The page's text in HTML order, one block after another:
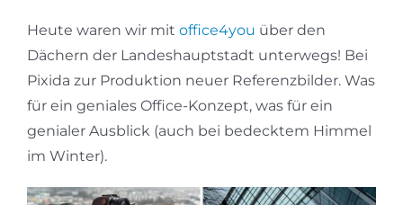
Heute waren wir mit office4you über den
Dächern der Landeshauptstadt unterwegs! Bei
Pixida zur Produktion neuer Referenzbilder. Was
für ein geniales Office-Konzept, was für ein
genialer Ausblick (auch bei bedecktem Himmel
im Winter).